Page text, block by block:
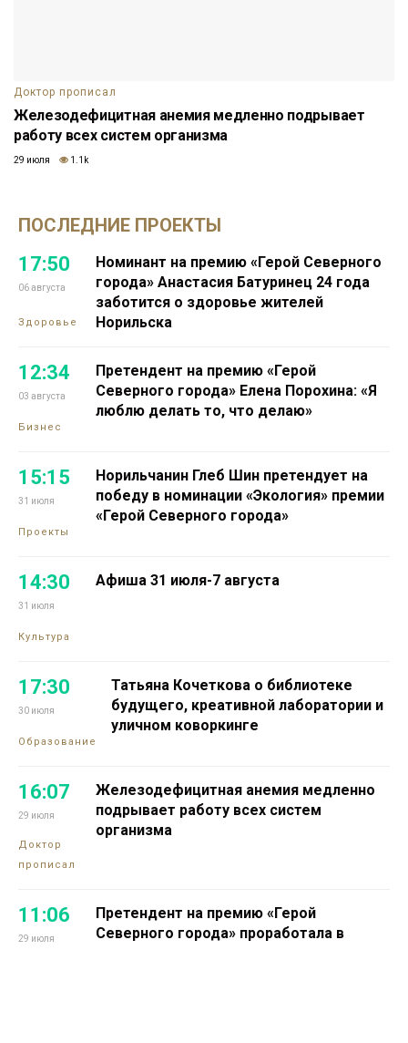
Доктор прописал
Железодефицитная анемия медленно подрывает
работу всех систем организма
29 июля 1.1k
ПОСЛЕДНИЕ ПРОЕКТЫ
17:50
06 августа
Здоровье
Номинант на премию «Герой Северного
города» Анастасия Батуринец 24 года
заботится о здоровье жителей
Норильска
12:34
03 августа
Бизнес
Претендент на премию «Герой
Северного города» Елена Порохина: «Я
люблю делать то, что делаю»
15:15
31 июля
Проекты
Норильчанин Глеб Шин претендует на
победу в номинации «Экология» премии
«Герой Северного города»
14:30
31 июля
Культура
Афиша 31 июля-7 августа
17:30
30 июля
Образование
Татьяна Кочеткова о библиотеке
будущего, креативной лаборатории и
уличном коворкинге
16:07
29 июля
Доктор
прописал
Железодефицитная анемия медленно
подрывает работу всех систем
организма
11:06
29 июля
Претендент на премию «Герой
Северного города» проработала в